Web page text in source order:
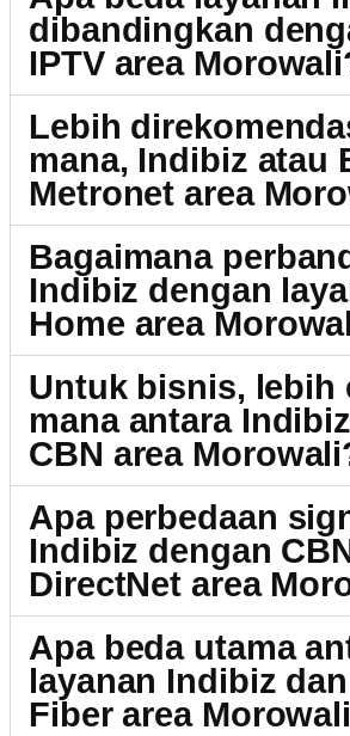
dibandingkan
IPTV area
Lebih
mana, Indibiz atau
Metronet area
Bagaimana
Indibiz dengan
Home area
Untuk bisnis, lebih
mana antara
CBN area
Apa perbedaan
Indibiz dengan
DirectNet area
Apa beda utama
layanan Indibiz
Fiber area